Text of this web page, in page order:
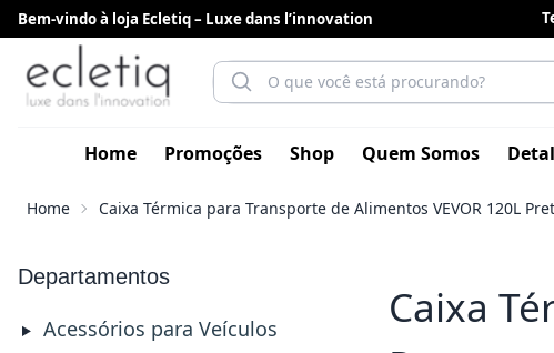
Bem-vindo à loja Ecletiq – Luxe dans l’innovation
Home Promoções Shop Quem Somos
Home Caixa Térmica para Transporte de Alimentos VEVOR 120L
Departamentos
Acessórios para Veículos
Caixa